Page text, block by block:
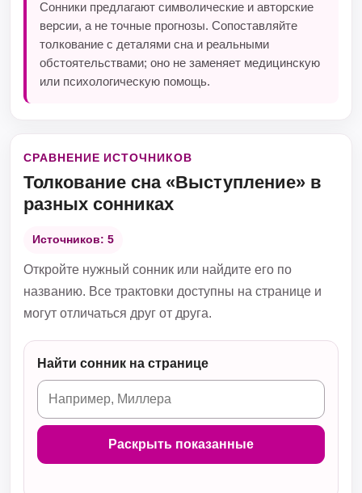
Сонники предлагают символические и авторские
версии, а не точные прогнозы. Сопоставляйте
толкование с деталями сна и реальными
обстоятельствами; оно не заменяет медицинскую
или психологическую помощь.
СРАВНЕНИЕ ИСТОЧНИКОВ
Толкование сна «Выступление» в
разных сонниках
Источников: 5
Откройте нужный сонник или найдите его по
названию. Все трактовки доступны на странице и
могут отличаться друг от друга.
Найти сонник на странице
Раскрыть показанные